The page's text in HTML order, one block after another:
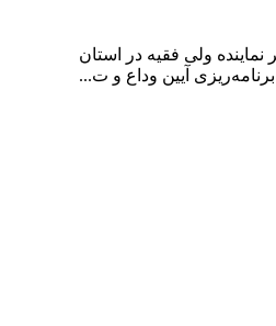
ولی فقیه در استان
آیین وداع و ت...